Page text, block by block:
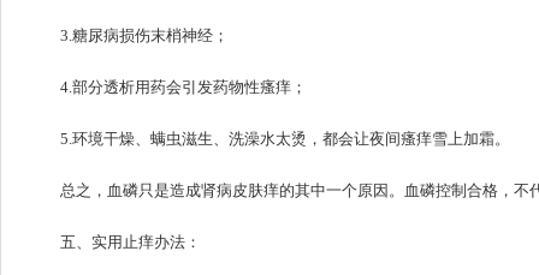
3.糖尿病损伤末梢神经；
4.部分透析用药会引发药物性瘙痒；
5.环境干燥、螨虫滋生、洗澡水太烫，都会让夜间瘙痒雪上加霜。
总之，血磷只是造成肾病皮肤痒的其中一个原因。血磷控制合格，不
五、实用止痒办法：